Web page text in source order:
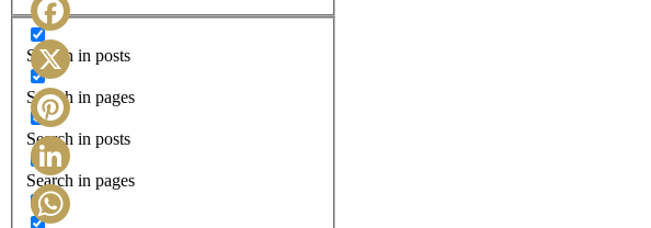
Search in posts
Search in pages
Search in posts
Search in pages
Facebook
X
Pinterest
LinkedIn